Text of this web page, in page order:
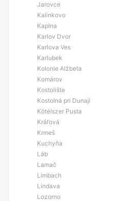
Jarovce
Kalinkovo
Kaplna
Karlov Dvor
Karlova Ves
Karlubek
Kolonie Alžbeta
Komárov
Kostolište
Kostolná pri Dunaji
Kötélszer Pusta
Král’ová
Krmeš
Kuchyňa
Láb
Lamač
Limbach
Lindava
Lozorno